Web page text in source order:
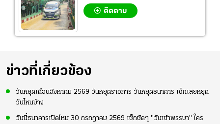
ติดตาม
ข่าวที่เกี่ยวข้อง
วันหยุดเดือนสิงหาคม 2569 วันหยุดราชการ วันหยุดธนาคาร เช็กเลยหยุด
วันไหนบ้าง
วันนี้ธนาคารเปิดไหม 30 กรกฎาคม 2569 เช็กชัดๆ "วันเข้าพรรษา" ใคร